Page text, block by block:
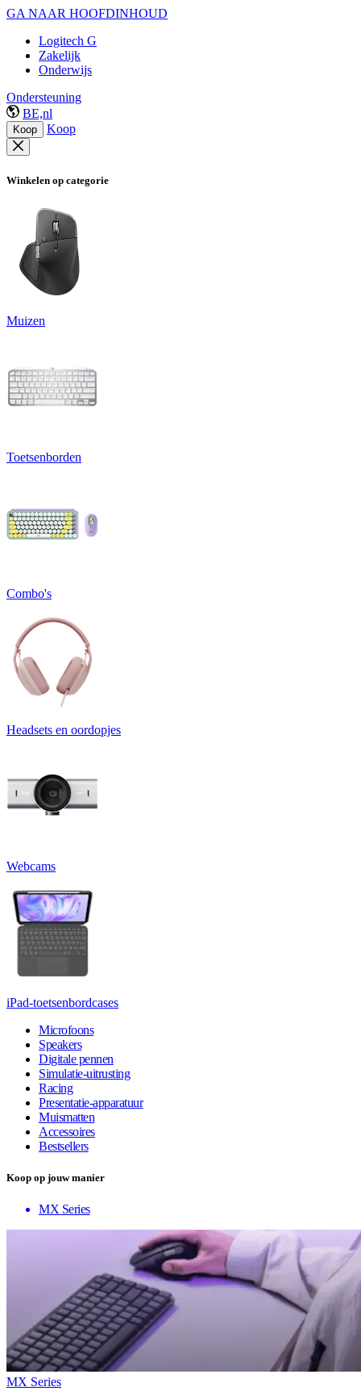
GA NAAR HOOFDINHOUD
Logitech G
Zakelijk
Onderwijs
Ondersteuning
BE,nl
Koop Koop
Winkelen op categorie
Muizen
Toetsenborden
Combo's
Headsets en oordopjes
Webcams
iPad-toetsenbordcases
Microfoons
Speakers
Digitale pennen
Simulatie-uitrusting
Racing
Presentatie-apparatuur
Muismatten
Accessoires
Bestsellers
Koop op jouw manier
MX Series
MX Series